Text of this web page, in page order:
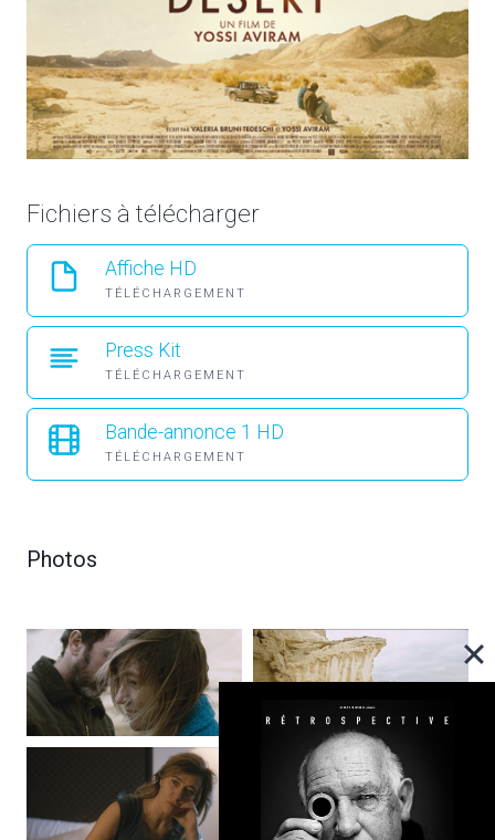
Fichiers à télécharger
Affiche HD
TÉLÉCHARGEMENT
Press Kit
TÉLÉCHARGEMENT
Bande-annonce 1 HD
TÉLÉCHARGEMENT
Photos